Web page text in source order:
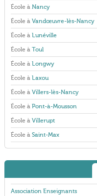
École à Nancy
École à Vandœuvre-lès-Nancy
École à Lunéville
École à Toul
École à Longwy
École à Laxou
École à Villers-lès-Nancy
École à Pont-à-Mousson
École à Villerupt
École à Saint-Max
Association Enseignants